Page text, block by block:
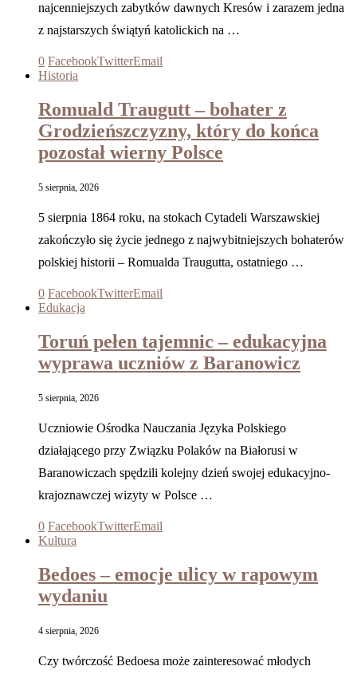
najcenniejszych zabytków dawnych Kresów i zarazem jedna
z najstarszych świątyń katolickich na …
0 FacebookTwitterEmail
Historia
Romuald Traugutt – bohater z
Grodzieńszczyzny, który do końca
pozostał wierny Polsce
5 sierpnia, 2026
5 sierpnia 1864 roku, na stokach Cytadeli Warszawskiej
zakończyło się życie jednego z najwybitniejszych bohaterów
polskiej historii – Romualda Traugutta, ostatniego …
0 FacebookTwitterEmail
Edukacja
Toruń pełen tajemnic – edukacyjna
wyprawa uczniów z Baranowicz
5 sierpnia, 2026
Uczniowie Ośrodka Nauczania Języka Polskiego
działającego przy Związku Polaków na Białorusi w
Baranowiczach spędzili kolejny dzień swojej edukacyjno-
krajoznawczej wizyty w Polsce …
0 FacebookTwitterEmail
Kultura
Bedoes – emocje ulicy w rapowym
wydaniu
4 sierpnia, 2026
Czy twórczość Bedoesa może zainteresować młodych